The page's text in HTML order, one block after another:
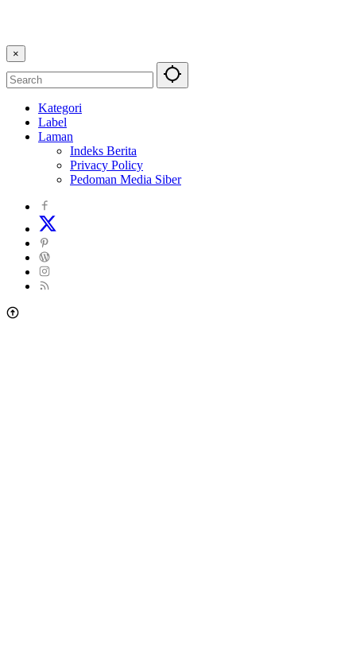
×
Kategori
Label
Laman
Indeks Berita
Privacy Policy
Pedoman Media Siber